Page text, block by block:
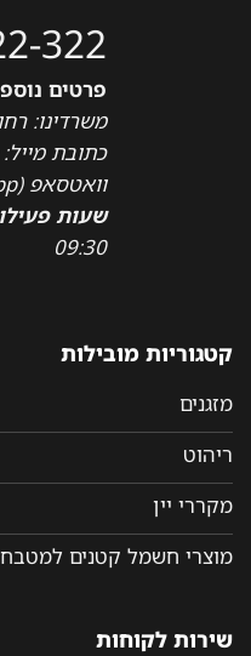
322
פרטים
משרדינו: רחוב
כתובת מייל: m4aisrael@gmail.com
וואטסאפ (WhatsApp) - 058-6057111
שעות
09:30
קטגוריות מובילות
מזגנים
ריהוט
מקררי יין
מוצרי חשמל קטנים למטבח
שירות לקוחות